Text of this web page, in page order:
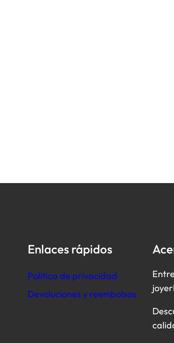
Enlaces rápidos
Política de privacidad
Devoluciones y reembolsos